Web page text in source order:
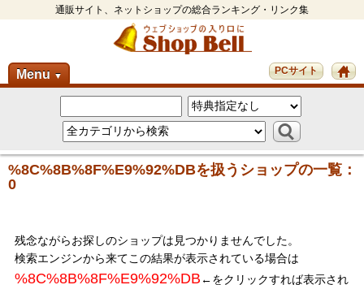
通販サイト、ネットショップの総合ランキング・リンク集
Menu ▼ PCサイト
%8C%8B%8F%E9%92%DBを扱うショップの一覧：
0
残念ながらお探しのショップは見つかりませんでした。
検索エンジンから来てこの結果が表示されている場合は
%8C%8B%8F%E9%92%DB ←をクリックすれば表示され